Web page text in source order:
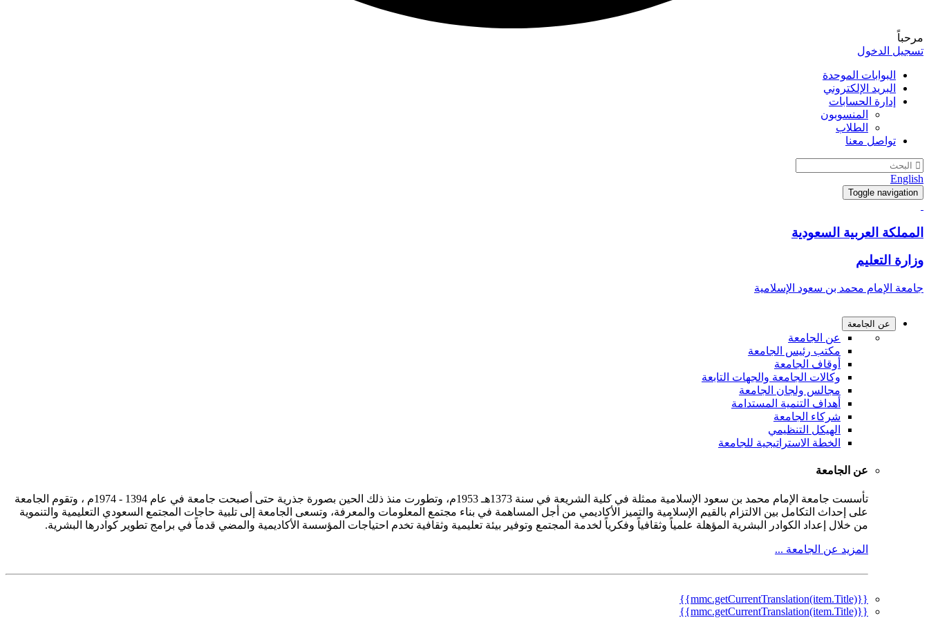
مرحباً
تسجيل الدخول
البوابات الموحدة
البريد الإلكتروني
إدارة الحسابات
المنسوبون
الطلاب
تواصل معنا
English
Toggle navigation
المملكة العربية السعودية
وزارة التعليم
جامعة الإمام محمد بن سعود الإسلامية
عن الجامعة
عن الجامعة
مكتب رئيس الجامعة
أوقاف الجامعة
وكالات الجامعة والجهات التابعة
مجالس ولجان الجامعة
أهداف التنمية المستدامة
شركاء الجامعة
الهيكل التنظيمي
الخطة الاستراتيجية للجامعة
عن الجامعة
تأسست جامعة الإمام محمد بن سعود الإسلامية ممثلة في كلية الشريعة في سنة 1373هـ 1953م، وتطورت منذ ذلك الحين بصورة جذرية حتى أصبحت جامعة في عام 1394 - 1974م ، وتقوم الجامعة
على إحداث التكامل بين الالتزام بالقيم الإسلامية والتميز الأكاديمي من أجل المساهمة في بناء مجتمع المعلومات والمعرفة، وتسعى الجامعة إلى تلبية حاجات المجتمع السعودي التعليمية والتنموية
من خلال إعداد الكوادر البشرية المؤهلة علمياً وثقافياً وفكرياً لخدمة المجتمع وتوفير بيئة تعليمية وثقافية تخدم احتياجات المؤسسة الأكاديمية والمضي قدماً في برامج تطوير كوادرها البشرية.
المزيد عن الجامعة ...
{{mmc.getCurrentTranslation(item.Title)}}
{{mmc.getCurrentTranslation(item.Title)}}